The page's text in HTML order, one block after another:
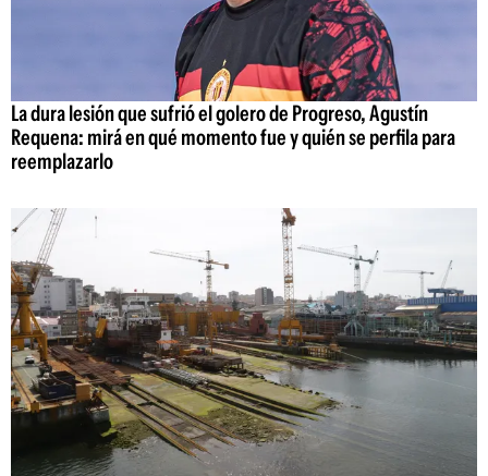
La dura lesión que sufrió el golero de Progreso, Agustín
Requena: mirá en qué momento fue y quién se perfila para
reemplazarlo